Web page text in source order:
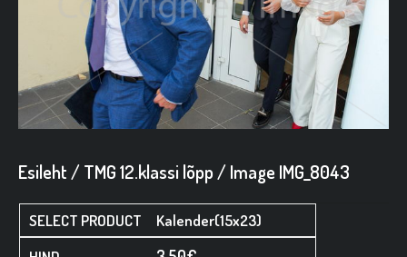
Esileht /TMG 12.klassi lõpp / Image IMG_8043
Kalender(15x23)